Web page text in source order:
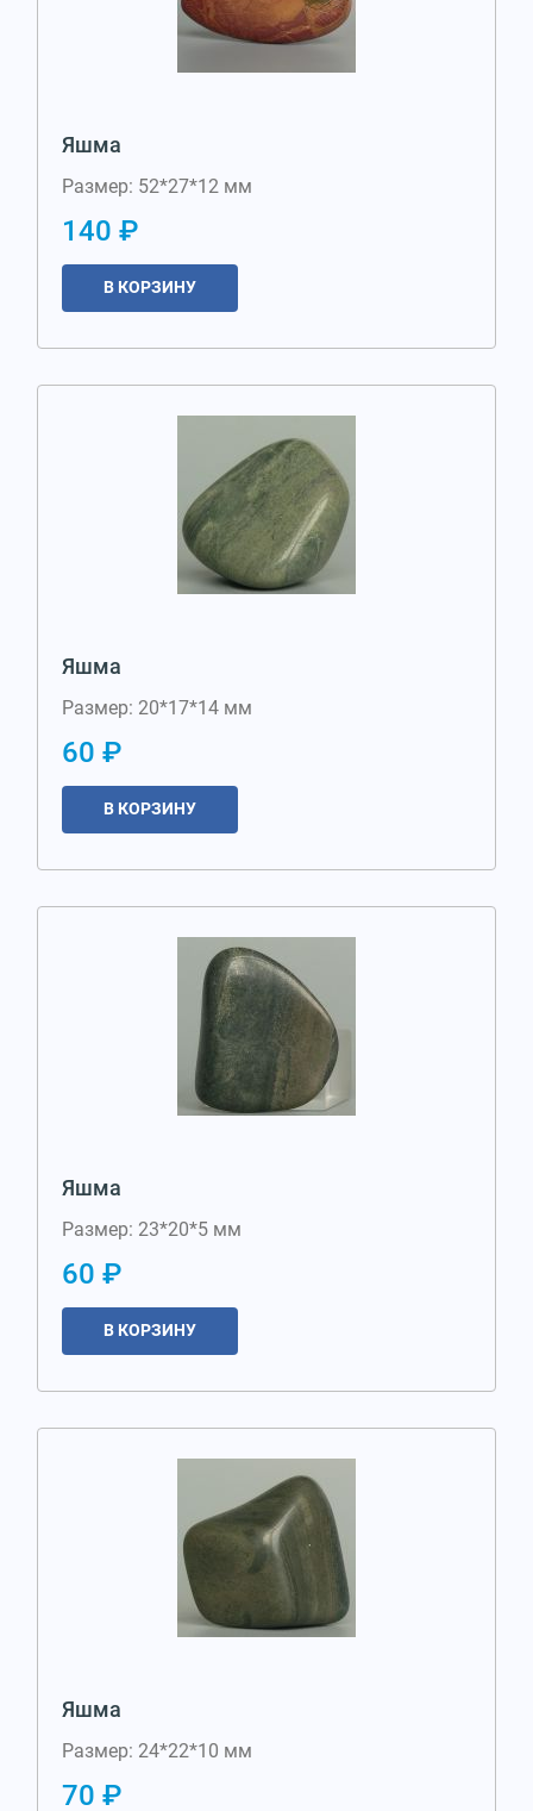
Яшма
Размер: 52*27*12 мм
140 ₽
В КОРЗИНУ
Яшма
Размер: 20*17*14 мм
60 ₽
В КОРЗИНУ
Яшма
Размер: 23*20*5 мм
60 ₽
В КОРЗИНУ
Яшма
Размер: 24*22*10 мм
70 ₽